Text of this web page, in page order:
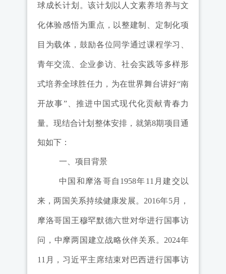
球成长计划。该计划以人文素养培养与文
化体验感悟为重点，以整建制、定制化项
目为载体，鼓励各位同学通过课程学习、
青年交流、企业参访、社会实践等多样形
式培养全球胜任力，为在世界舞台讲好“南
开故事”、推进中国式现代化贡献青春力
量。现结合计划整体安排，就第8期项目通
知如下：
一、 项目背景
中国和摩洛哥自1958年11 月建交以
来，两国关系持续健康发展。 2016年5月，
摩洛哥国王穆罕默德六世对华进行国事访
问，中摩两国建立战略伙伴关系。 2024年
11 月，习近平主席结束对巴西进行国事访